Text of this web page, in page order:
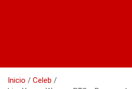
Inicio
Celeb